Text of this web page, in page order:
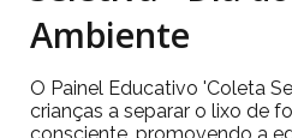
Ambiente
O Painel Educativo 'Coleta
crianças a separar o lixo de